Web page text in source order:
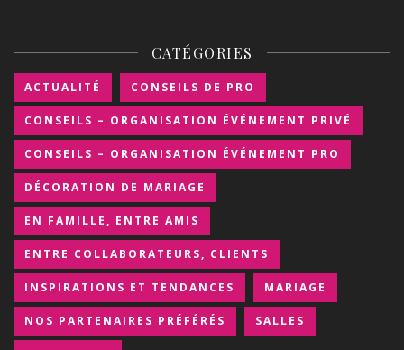
CATÉGORIES
ACTUALITÉ CONSEILS DE PRO
CONSEILS – ORGANISATION ÉVÉNEMENT PRIVÉ
CONSEILS – ORGANISATION ÉVÉNEMENT PRO
DÉCORATION DE MARIAGE
EN FAMILLE, ENTRE AMIS
ENTRE COLLABORATEURS, CLIENTS
INSPIRATIONS ET TENDANCES MARIAGE
NOS PARTENAIRES PRÉFÉRÉS SALLES